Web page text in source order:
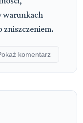
warunkach
zniszczeniem.
komentarz